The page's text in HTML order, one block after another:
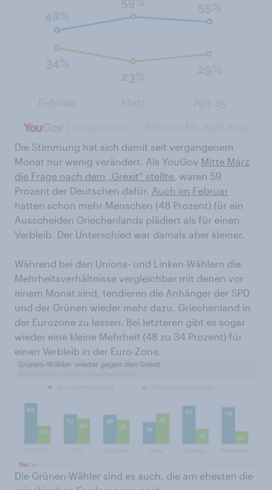
Die Stimmung hat sich damit seit vergangenem
Monat nur wenig verändert. Als YouGov Mitte März
die Frage nach dem „Grexit“ stellte, waren 59
Prozent der Deutschen dafür. Auch im Februar
hatten schon mehr Menschen (48 Prozent) für ein
Ausscheiden Griechenlands plädiert als für einen
Verbleib. Der Unterschied war damals aber kleiner.
Während bei den Unions- und Linken-Wählern die
Mehrheitsverhältnisse vergleichbar mit denen vor
einem Monat sind, tendieren die Anhänger der SPD
und der Grünen wieder mehr dazu, Griechenland in
der Eurozone zu lassen. Bei letzteren gibt es sogar
wieder eine kleine Mehrheit (48 zu 34 Prozent) für
einen Verbleib in der Euro-Zone.
Die Grünen-Wähler sind es auch, die am ehesten die